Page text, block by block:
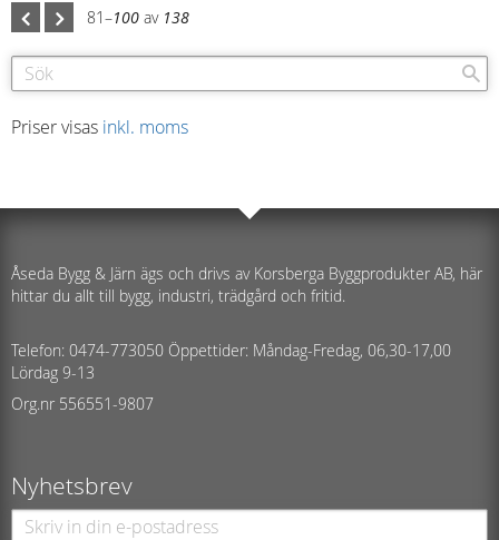
81–100 av 138
Priser visas inkl. moms
Åseda Bygg & Järn ägs och drivs av Korsberga Byggprodukter AB, här
hittar du allt till bygg, industri, trädgård och fritid.
Telefon: 0474-773050 Öppettider: Måndag-Fredag, 06,30-17,00
Lördag 9-13
Org.nr 556551-9807
Nyhetsbrev